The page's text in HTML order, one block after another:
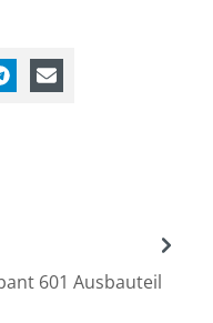
601 Ausbauteil